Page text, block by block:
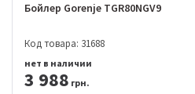
Бойлер Gorenje TGR80NGV9
Код товара: 31688
3 988 грн.
нет в наличии